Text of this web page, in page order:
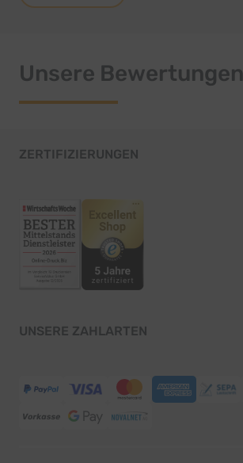
Unsere Bewertungen
ZERTIFIZIERUNGEN
UNSERE ZAHLARTEN